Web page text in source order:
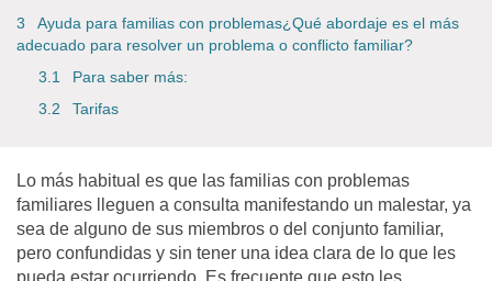
Ayuda para familias con problemas¿Qué abordaje es el más
adecuado para resolver un problema o conflicto familiar?
Para saber más:
Tarifas
Lo más habitual es que las familias con problemas
familiares lleguen a consulta manifestando un malestar, ya
sea de alguno de sus miembros o del conjunto familiar,
pero confundidas y sin tener una idea clara de lo que les